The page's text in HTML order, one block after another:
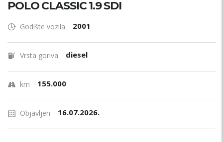
POLO CLASSIC 1.9 SDI
Godište vozila 2001
Vrsta goriva diesel
km 155.000
Objavljen 16.07.2026.